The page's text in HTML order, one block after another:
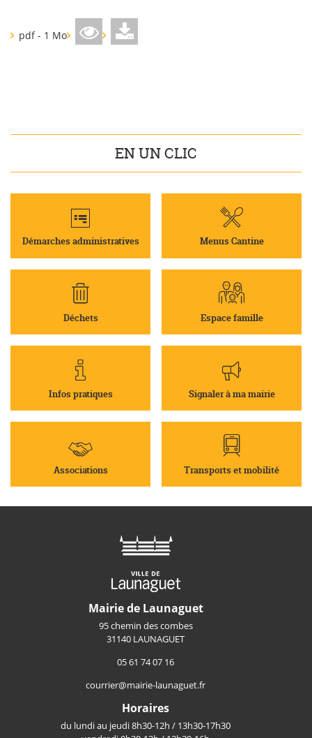
pdf - 1 Mo
EN UN CLIC
Démarches administratives Menus Cantine
Déchets Espace famille
Infos pratiques Signaler à ma mairie
Associations Transports et mobilité
Mairie de Launaguet
95 chemin des combes
31140 LAUNAGUET
05 61 74 07 16
courrier@mairie-launaguet.fr
Horaires
du lundi au jeudi 8h30-12h / 13h30-17h30